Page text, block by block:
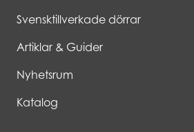
Svensktillverkade dörrar
Artiklar & Guider
Nyhetsrum
Katalog